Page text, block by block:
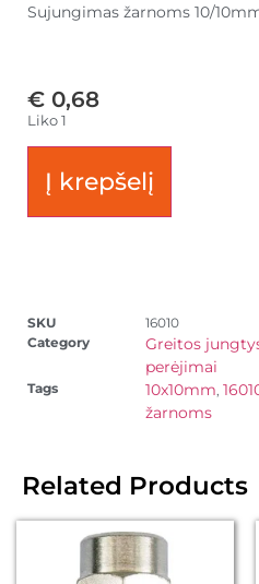
Sujungimas žarnoms 10/
€ 0,68
Liko 1
Į krepšelį
SKU
16010
Category
Greitos
perėjimai
Tags 10x10mm,
žarnoms
Related Products